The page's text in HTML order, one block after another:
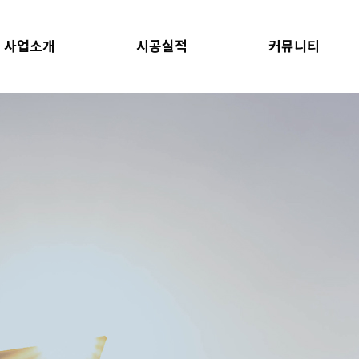
사업소개 시공실적 커뮤니티